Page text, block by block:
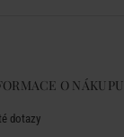
O NÁKUPU
dotazy